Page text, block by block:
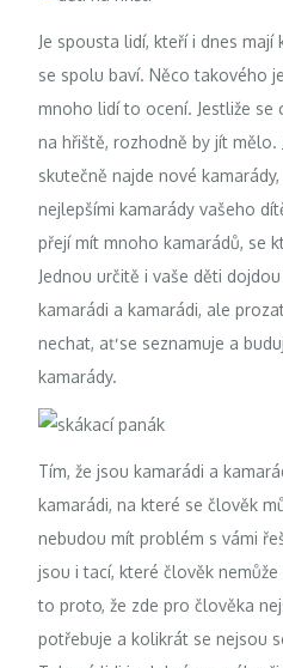
Je spousta lidí, kteří i dnes
se spolu baví. Něco takového
mnoho lidí to ocení. Jestliže se
na hřiště, rozhodně by jít mělo.
skutečně najde nové
nejlepšími kamarády vašeho
přejí mít mnoho kamarádů, se
Jednou určitě i vaše děti
kamarádi a kamarádi, ale
nechat, ať se seznamuje a
kamarády.
Tím, že jsou kamarádi a
kamarádi, na které se člověk
nebudou mít problém s vámi
jsou i tací, které člověk
to proto, že zde pro člověka
potřebuje a kolikrát se nejsou